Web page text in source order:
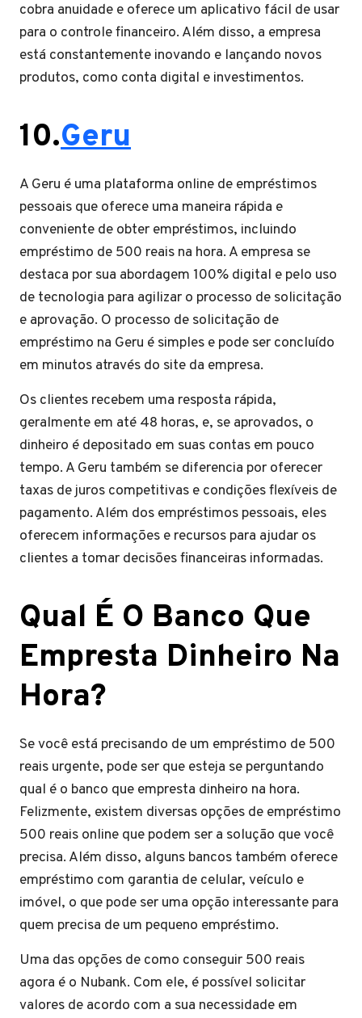
cobra anuidade e oferece um aplicativo fácil de usar
para o controle financeiro. Além disso, a empresa
está constantemente inovando e lançando novos
produtos, como conta digital e investimentos.
10.Geru
A Geru é uma plataforma online de empréstimos
pessoais que oferece uma maneira rápida e
conveniente de obter empréstimos, incluindo
empréstimo de 500 reais na hora. A empresa se
destaca por sua abordagem 100% digital e pelo uso
de tecnologia para agilizar o processo de solicitação
e aprovação. O processo de solicitação de
empréstimo na Geru é simples e pode ser concluído
em minutos através do site da empresa.
Os clientes recebem uma resposta rápida,
geralmente em até 48 horas, e, se aprovados, o
dinheiro é depositado em suas contas em pouco
tempo. A Geru também se diferencia por oferecer
taxas de juros competitivas e condições flexíveis de
pagamento. Além dos empréstimos pessoais, eles
oferecem informações e recursos para ajudar os
clientes a tomar decisões financeiras informadas.
Qual É O Banco Que
Empresta Dinheiro Na
Hora?
Se você está precisando de um empréstimo de 500
reais urgente, pode ser que esteja se perguntando
qual é o banco que empresta dinheiro na hora.
Felizmente, existem diversas opções de empréstimo
500 reais online que podem ser a solução que você
precisa. Além disso, alguns bancos também oferece
empréstimo com garantia de celular, veículo e
imóvel, o que pode ser uma opção interessante para
quem precisa de um pequeno empréstimo.
Uma das opções de como conseguir 500 reais
agora é o Nubank. Com ele, é possível solicitar
valores de acordo com a sua necessidade em